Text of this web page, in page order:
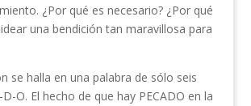
¿Por qué es necesario? ¿Por qué
una bendición tan maravillosa para
se halla en una palabra de sólo seis
O. El hecho de que hay PECADO en la